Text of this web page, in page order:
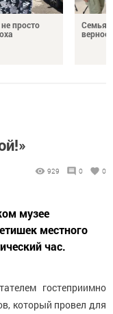
просто
Семья
929 0 0
музее
местного
час.
гостеприимно
который провел для